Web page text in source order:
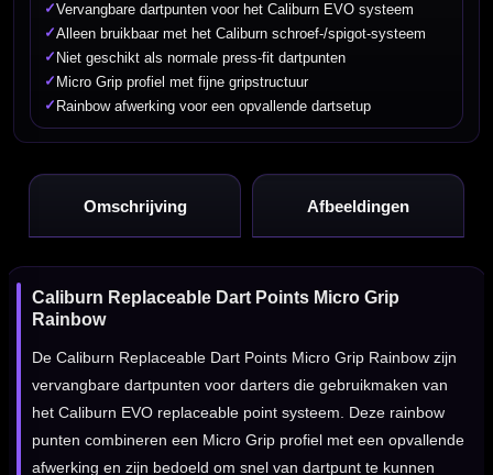
✓Vervangbare dartpunten voor het Caliburn EVO systeem
✓Alleen bruikbaar met het Caliburn schroef-/spigot-systeem
✓ Niet geschikt als normale press-fit dartpunten
✓ Micro Grip profiel met fijne gripstructuur
✓ Rainbow afwerking voor een opvallende dartsetup
Omschrijving Afbeeldingen
Caliburn Replaceable Dart Points Micro Grip
Rainbow
De Caliburn Replaceable Dart Points Micro Grip Rainbow zijn
vervangbare dartpunten voor darters die gebruikmaken van
het Caliburn EVO replaceable point systeem. Deze rainbow
punten combineren een Micro Grip profiel met een opvallende
afwerking en zijn bedoeld om snel van dartpunt te kunnen